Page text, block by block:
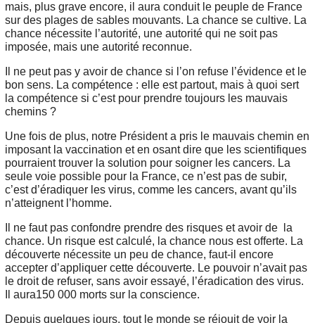
mais, plus grave encore, il aura conduit le peuple de France
sur des plages de sables mouvants. La chance se cultive. La
chance nécessite l’autorité, une autorité qui ne soit pas
imposée, mais une autorité reconnue.
Il ne peut pas y avoir de chance si l’on refuse l’évidence et le
bon sens. La compétence : elle est partout, mais à quoi sert
la compétence si c’est pour prendre toujours les mauvais
chemins ?
Une fois de plus, notre Président a pris le mauvais chemin en
imposant la vaccination et en osant dire que les scientifiques
pourraient trouver la solution pour soigner les cancers. La
seule voie possible pour la France, ce n’est pas de subir,
c’est d’éradiquer les virus, comme les cancers, avant qu’ils
n’atteignent l’homme.
Il ne faut pas confondre prendre des risques et avoir de la
chance. Un risque est calculé, la chance nous est offerte. La
découverte nécessite un peu de chance, faut-il encore
accepter d’appliquer cette découverte. Le pouvoir n’avait pas
le droit de refuser, sans avoir essayé, l’éradication des virus.
Il aura150 000 morts sur la conscience.
Depuis quelques jours, tout le monde se réjouit de voir la